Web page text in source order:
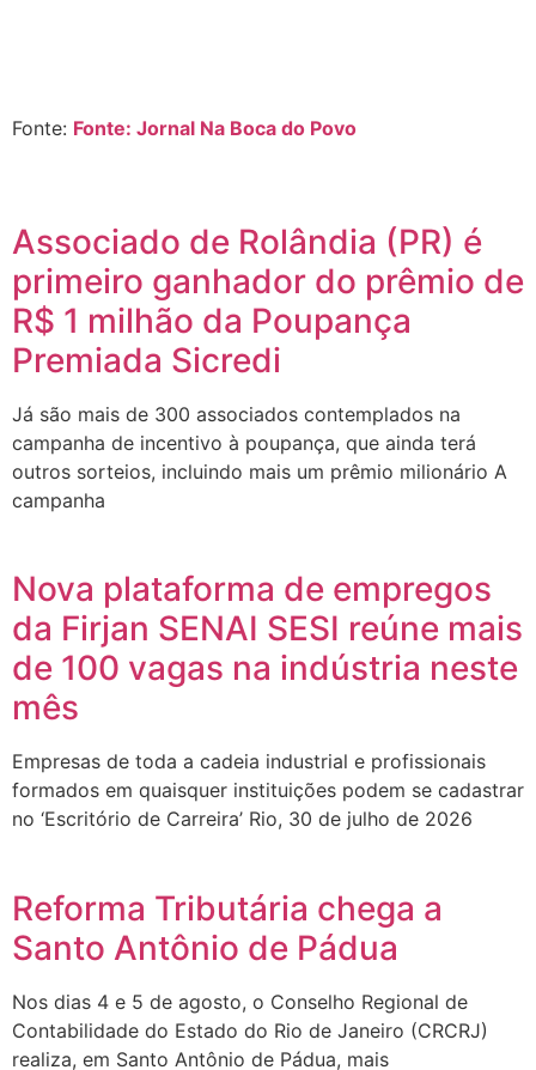
Fonte: Fonte: Jornal Na Boca do Povo
Associado de Rolândia (PR) é
primeiro ganhador do prêmio de
R$ 1 milhão da Poupança
Premiada Sicredi
Já são mais de 300 associados contemplados na
campanha de incentivo à poupança, que ainda terá
outros sorteios, incluindo mais um prêmio milionário A
campanha
Nova plataforma de empregos
da Firjan SENAI SESI reúne mais
de 100 vagas na indústria neste
mês
Empresas de toda a cadeia industrial e profissionais
formados em quaisquer instituições podem se cadastrar
no ‘Escritório de Carreira’ Rio, 30 de julho de 2026
Reforma Tributária chega a
Santo Antônio de Pádua
Nos dias 4 e 5 de agosto, o Conselho Regional de
Contabilidade do Estado do Rio de Janeiro (CRCRJ)
realiza, em Santo Antônio de Pádua, mais